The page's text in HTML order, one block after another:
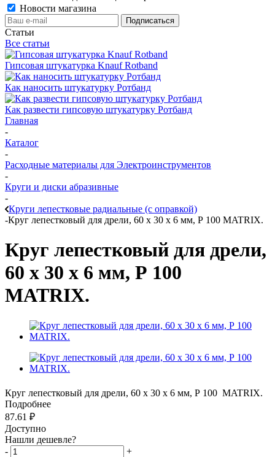
Новости магазина
Статьи
Все статьи
Гипсовая штукатурка Knauf Rotband
Как наносить штукатурку Ротбанд
Как развести гипсовую штукатурку Ротбанд
Главная
-
Каталог
-
Расходные материалы для Электроинструментов
-
Круги и диски абразивные
-
Круги лепестковые радиальные (с оправкой)
-Круг лепестковый для дрели, 60 х 30 х 6 мм, Р 100 MATRIX.
Круг лепестковый для дрели,
60 х 30 х 6 мм, Р 100
MATRIX.
Круг лепестковый для дрели, 60 х 30 х 6 мм, Р 100 MATRIX.
Подробнее
87.61 ₽
Доступно
Нашли дешевле?
-
+